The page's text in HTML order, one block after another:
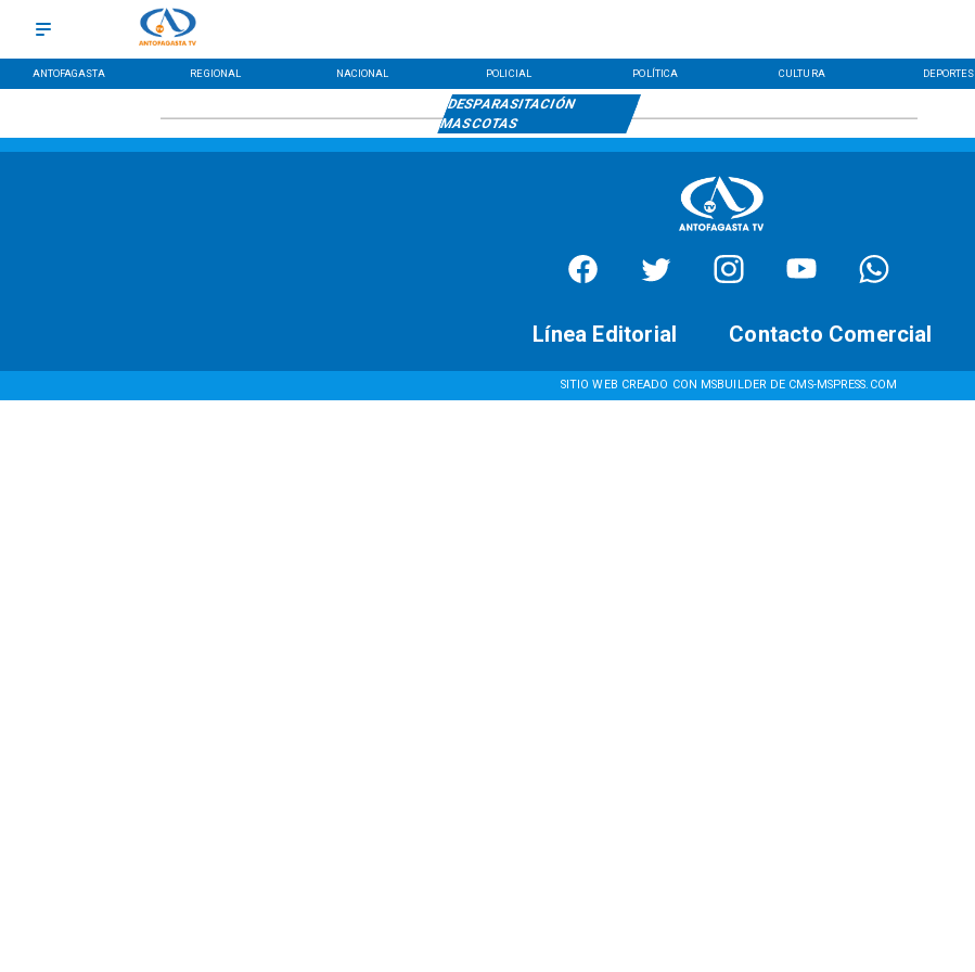
ANTOFAGASTA REGIONAL NACIONAL POLICIAL POLÍTICA CULTURA DEPORTES
DESPARASITACIÓN
MASCOTAS
SITIO WEB CREADO CON MSBUILDER DE CMS-MSPRESS.COM
Contacto Comercial
Línea Editorial